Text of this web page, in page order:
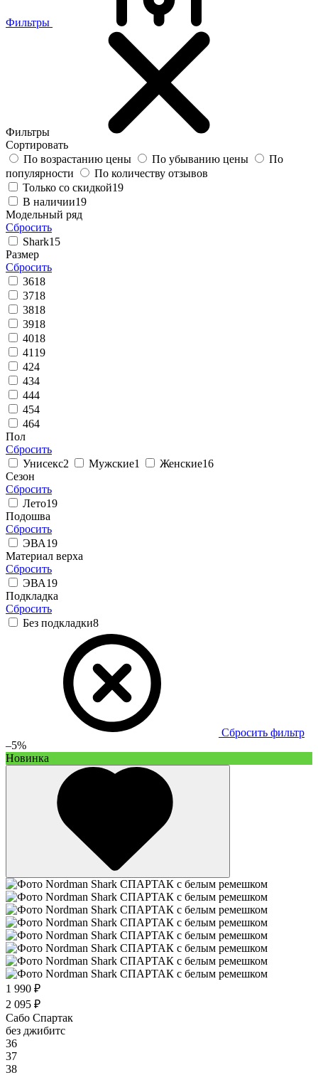
Фильтры
Фильтры
Сортировать
По возрастанию цены
По убыванию цены
По
популярности
По количеству отзывов
Только со скидкой19
В наличии19
Модельный ряд
Сбросить
Shark15
Размер
Сбросить
3618
3718
3818
3918
4018
41 19
424
434
444
454
464
Пол
Сбросить
Унисекс2 Мужские1 Женские16
Сезон
Сбросить
Лето19
Подошва
Сбросить
ЭВА19
Материал верха
Сбросить
ЭВА19
Подкладка
Сбросить
Без подкладки8
Сбросить фильтр
–5%
Новинка
1 990 ₽
2 095 ₽
Сабо Спартак
без джибитс
36
37
38